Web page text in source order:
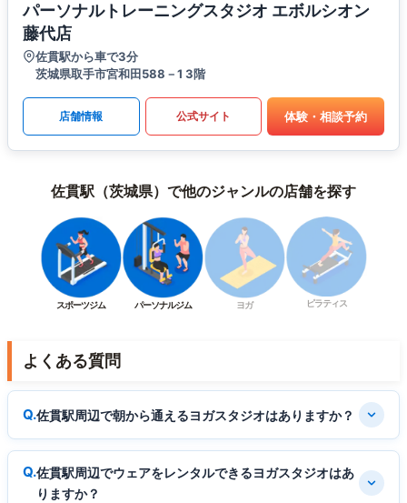
パーソナルトレーニングスタジオ エボルシオン
藤代店
佐貫駅から車で3分
茨城県取手市宮和田588－1 3階
店舗情報 公式サイト 体験・相談予約
佐貫駅（茨城県）で他のジャンルの店舗を探す
スポーツジム パーソナルジム ヨガ ピラティス
よくある質問
佐貫駅周辺で朝から通えるヨガスタジオはありますか？
佐貫駅周辺でウェアをレンタルできるヨガスタジオはあ
りますか？